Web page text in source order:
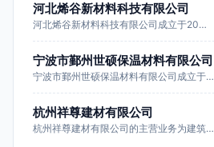
河北烯谷新材料科技有限公司
河北烯谷新材料科技有限公司成立于20…
宁波市鄞州世硕保温材料有限公司
宁波市鄞州世硕保温材料有限公司成立于…
杭州祥尊建材有限公司
杭州祥尊建材有限公司的主营业务为建筑…